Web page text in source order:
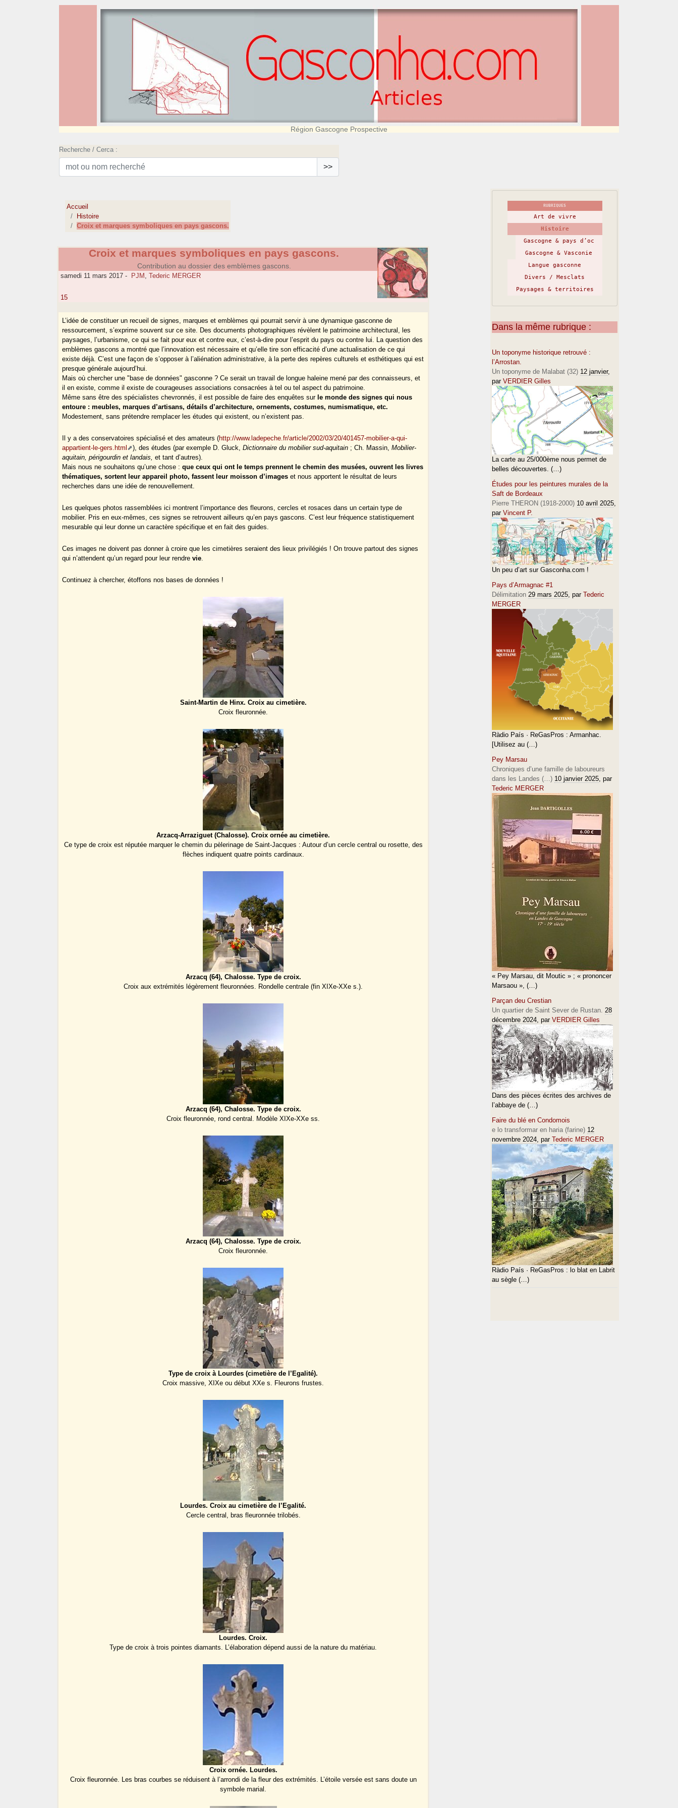
Région Gascogne Prospective
Recherche / Cerca :
>>
Accueil
Histoire
Croix et marques symboliques en pays gascons.
Croix et marques symboliques en pays gascons.
Contribution au dossier des emblèmes gascons.
samedi 11 mars 2017 - PJM ,Tederic MERGER
15
L’idée de constituer un recueil de signes, marques et emblèmes qui pourrait servir à une dynamique gasconne de
ressourcement, s’exprime souvent sur ce site. Des documents photographiques révèlent le patrimoine architectural, les
paysages, l’urbanisme, ce qui se fait pour eux et contre eux, c’est-à-dire pour l’esprit du pays ou contre lui. La question des
emblèmes gascons a montré que l’innovation est nécessaire et qu’elle tire son efficacité d’une actualisation de ce qui
existe déjà. C’est une façon de s’opposer à l’aliénation administrative, à la perte des repères culturels et esthétiques qui est
presque générale aujourd’hui.
Mais où chercher une "base de données" gasconne ? Ce serait un travail de longue haleine mené par des connaisseurs, et
il en existe, comme il existe de courageuses associations consacrées à tel ou tel aspect du patrimoine.
Même sans être des spécialistes chevronnés, il est possible de faire des enquêtes sur le monde des signes qui nous
entoure : meubles, marques d’artisans, détails d’architecture, ornements, costumes, numismatique, etc.
Modestement, sans prétendre remplacer les études qui existent, ou n’existent pas.
Il y a des conservatoires spécialisé et des amateurs (http://www.ladepeche.fr/article/2002/03/20/401457-mobilier-a-qui-
appartient-le-gers.html
), des études (par exemple D. Gluck,Dictionnaire du mobilier sud-aquitain ; Ch. Massin,Mobilier-
aquitain, périgourdin et landais, et tant d’autres).
Mais nous ne souhaitons qu’une chose :que ceux qui ont le temps prennent le chemin des musées, ouvrent les livres
thématiques, sortent leur appareil photo, fassent leur moisson d’images et nous apportent le résultat de leurs
recherches dans une idée de renouvellement.
Les quelques photos rassemblées ici montrent l’importance des fleurons, cercles et rosaces dans un certain type de
mobilier. Pris en eux-mêmes, ces signes se retrouvent ailleurs qu’en pays gascons. C’est leur fréquence statistiquement
mesurable qui leur donne un caractère spécifique et en fait des guides.
Ces images ne doivent pas donner à croire que les cimetières seraient des lieux privilégiés ! On trouve partout des signes
qui n’attendent qu’un regard pour leur rendrevie.
Continuez à chercher, étoffons nos bases de données !
Saint-Martin de Hinx. Croix au cimetière.
Croix fleuronnée.
Arzacq-Arraziguet (Chalosse). Croix ornée au cimetière.
Ce type de croix est réputée marquer le chemin du pèlerinage de Saint-Jacques : Autour d’un cercle central ou rosette, des
flèches indiquent quatre points cardinaux.
Arzacq (64), Chalosse. Type de croix.
Croix aux extrémités légèrement fleuronnées. Rondelle centrale (fin XIXe-XXe s.).
Arzacq (64), Chalosse. Type de croix.
Croix fleuronnée, rond central. Modèle XIXe-XXe ss.
Arzacq (64), Chalosse. Type de croix.
Croix fleuronnée.
Type de croix à Lourdes (cimetière de l’Egalité).
Croix massive, XIXe ou début XXe s. Fleurons frustes.
Lourdes. Croix au cimetière de l’Egalité.
Cercle central, bras fleuronnée trilobés.
Lourdes. Croix.
Type de croix à trois pointes diamants. L’élaboration dépend aussi de la nature du matériau.
Croix ornée. Lourdes.
Croix fleuronnée. Les bras courbes se réduisent à l’arrondi de la fleur des extrémités. L’étoile versée est sans doute un
symbole marial.
RUBRIQUES
Art de vivre
Histoire
Gascogne & pays d’oc
Gascogne & Vasconie
Langue gasconne
Divers / Mesclats
Paysages & territoires
Dans la même rubrique :
Un toponyme historique retrouvé :
l’Arrostan.
Un toponyme de Malabat (32) 12 janvier,
par VERDIER Gilles
La carte au 25/000ème nous permet de
belles découvertes. (…)
Études pour les peintures murales de la
Saft de Bordeaux
Pierre THERON (1918-2000) 10 avril 2025,
par Vincent P.
Un peu d’art sur Gasconha.com !
Pays d’Armagnac #1
Délimitation 29 mars 2025, par Tederic
MERGER
Ràdio País · ReGasPros : Armanhac.
[Utilisez au (…)
Pey Marsau
Chroniques d’une famille de laboureurs
dans les Landes (…) 10 janvier 2025, par
Tederic MERGER
« Pey Marsau, dit Moutic » ; « prononcer
Marsaou », (…)
Parçan deu Crestian
Un quartier de Saint Sever de Rustan. 28
décembre 2024, par VERDIER Gilles
Dans des pièces écrites des archives de
l’abbaye de (…)
Faire du blé en Condomois
e lo transformar en haria (farine) 12
novembre 2024, par Tederic MERGER
Ràdio País · ReGasPros : lo blat en Labrit
au sègle (…)